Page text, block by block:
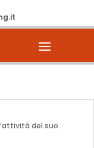
del suo